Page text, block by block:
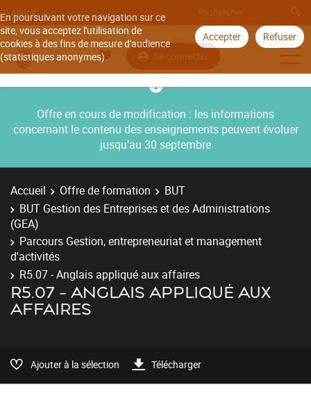
En poursuivant votre navigation sur ce
site, vous acceptez l'utilisation de
cookies à des fins de mesure d'audience
(statistiques anonymes).
Accepter Refuser
Aller à
Se connecter
Offre en cours de modification : les informations
concernant le contenu des enseignements peuvent évoluer
jusqu’au 30 septembre
Accueil Offre de formation
BUT
BUT Gestion des Entreprises et des Administrations
(GEA)
Parcours Gestion, entrepreneuriat et management
d'activités
R5.07 - Anglais appliqué aux affaires
R5.07 - ANGLAIS APPLIQUÉ AUX
AFFAIRES
Ajouter à la sélection Télécharger